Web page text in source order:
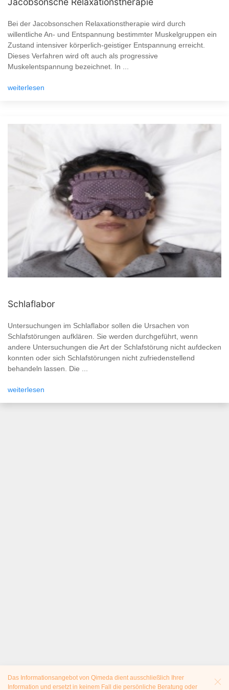
Bei der Jacobsonschen Relaxationstherapie wird durch
willentliche An- und Entspannung bestimmter Muskelgruppen ein
Zustand intensiver körperlich-geistiger Entspannung erreicht.
Dieses Verfahren wird oft auch als progressive
Muskelentspannung bezeichnet. In ...
weiterlesen
Schlaflabor
Untersuchungen im Schlaflabor sollen die Ursachen von
Schlafstörungen aufklären. Sie werden durchgeführt, wenn
andere Untersuchungen die Art der Schlafstörung nicht aufdecken
konnten oder sich Schlafstörungen nicht zufriedenstellend
behandeln lassen. Die ...
weiterlesen
Das Informationsangebot von Qimeda dient ausschließlich Ihrer
Information und ersetzt in keinem Fall die persönliche Beratung oder